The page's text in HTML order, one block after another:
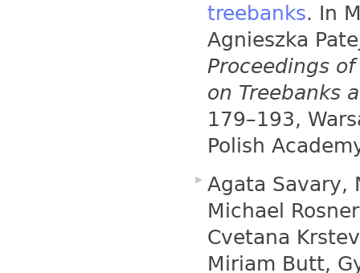
treebanks. In
Agnieszka
Proceedings
on Treebanks
179–193,
Polish
Agata Savary,
Michael
Cvetana
Miriam Butt,